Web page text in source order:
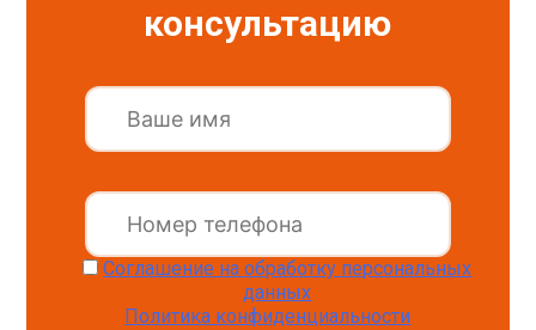
консультацию
Соглашение на обработку персональных
данных
Политика конфиденциальности